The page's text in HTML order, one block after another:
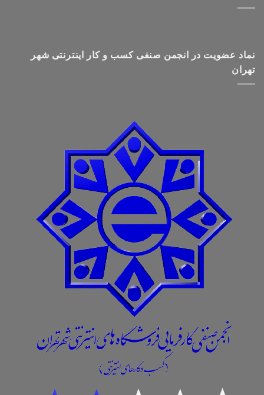
نماد عضویت در انجمن صنفی کسب و کار اینترنتی شهر
تهران